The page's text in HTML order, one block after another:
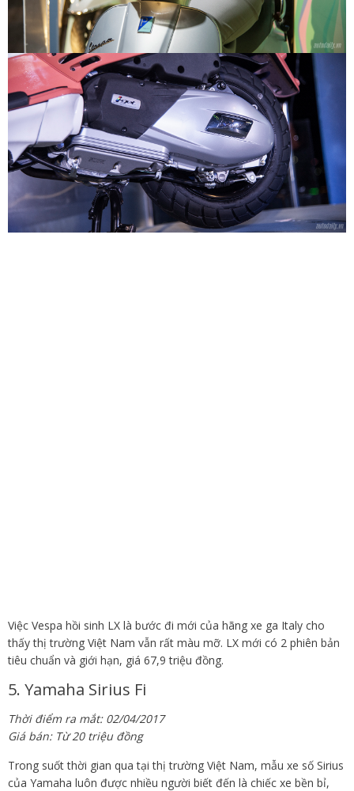
Việc Vespa hồi sinh LX là bước đi mới của hãng xe ga Italy cho
thấy thị trường Việt Nam vẫn rất màu mỡ. LX mới có 2 phiên bản
tiêu chuẩn và giới hạn, giá 67,9 triệu đồng.
5. Yamaha Sirius Fi
Thời điểm ra mắt: 02/04/2017
Giá bán: Từ 20 triệu đồng
Trong suốt thời gian qua tại thị trường Việt Nam, mẫu xe số Sirius
của Yamaha luôn được nhiều người biết đến là chiếc xe bền bỉ,